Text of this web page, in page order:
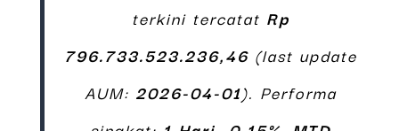
terkini tercatat Rp
796.733.523.236,46(last update
AUM: 2026-04-01). Performa